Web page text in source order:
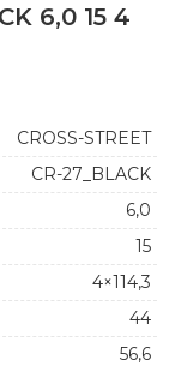
6,0 15 4
CROSS-STREET
CR-27_BLACK
6,0
15
4×114,3
44
56,6